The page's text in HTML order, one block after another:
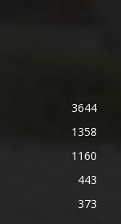
3644
1358
1160
443
373